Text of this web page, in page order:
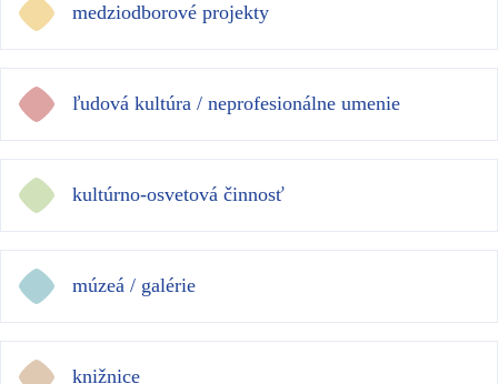
medziodborové projekty
ľudová kultúra / neprofesionálne umenie
kultúrno-osvetová činnosť
múzeá / galérie
knižnice